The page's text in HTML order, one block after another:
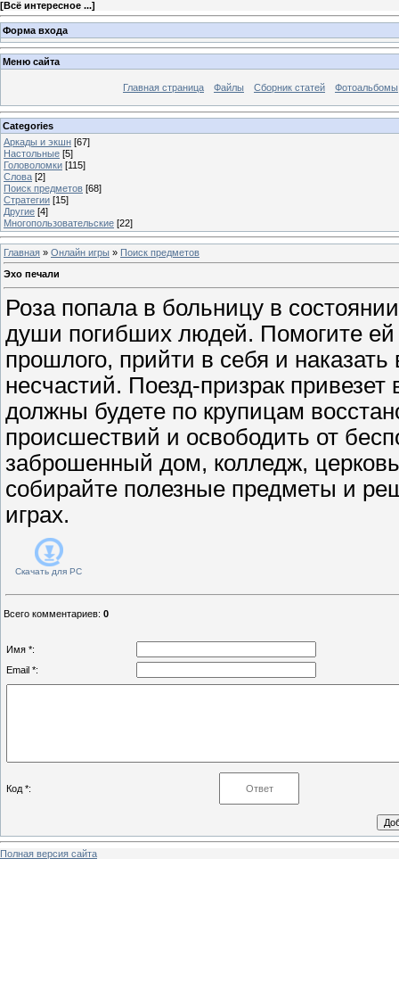
[Всё интересное ...]
Форма входа
Меню сайта
Главная страница Файлы Сборник статей Фотоальбомы
Categories
Аркады и экшн [67]
Настольные [5]
Головоломки [115]
Слова [2]
Поиск предметов [68]
Стратегии [15]
Другие [4]
Многопользовательские [22]
Главная » Онлайн игры » Поиск предметов
Эхо печали
Роза попала в больницу в
души погибших людей. Помогите
прошлого, прийти в себя и наказать
несчастий. Поезд-призрак
должны будете по крупицам
происшествий и освободить от
заброшенный дом, колледж,
собирайте полезные предметы и
играх.
Скачать для PC
Всего комментариев: 0
Имя *:
Email *:
Код *:
Полная версия сайта